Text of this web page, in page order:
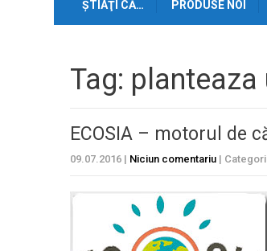
ŞTIAŢI CĂ… PRODUSE NOI
Tag:
ECOSIA – motorul de
09.07.2016 | Niciun comentariu |